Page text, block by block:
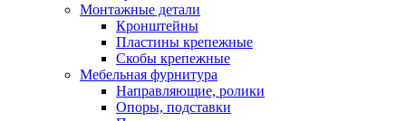
Монтажные детали
Кронштейны
Пластины крепежные
Скобы крепежные
Мебельная фурнитура
Направляющие, ролики
Опоры, подставки